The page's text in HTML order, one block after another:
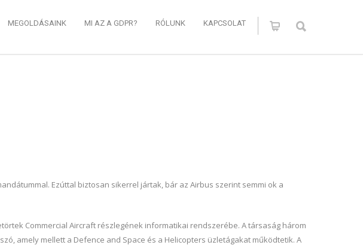
MEGOLDÁSAINK MI AZ A GDPR? RÓLUNK KAPCSOLAT
Ezúttal biztosan sikerrel jártak, bár az Airbus szerint semmi ok a
Commercial Aircraft részlegének informatikai rendszerébe. A társaság három
amely mellett a Defence and Space és a Helicopters üzletágakat működtetik. A